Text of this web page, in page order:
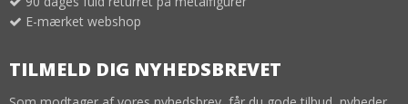
E-mærket webshop
TILMELD DIG NYHEDSBREVET